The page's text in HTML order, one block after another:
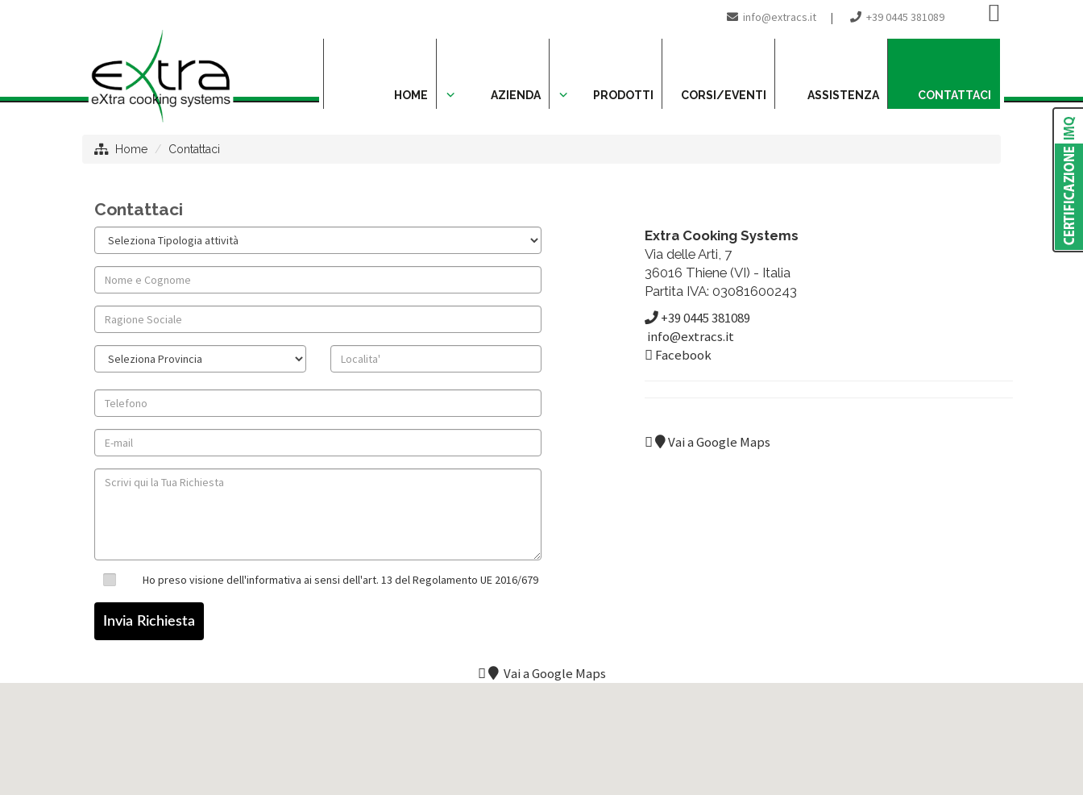
info@extracs.it | +39 0445 381089
HOME AZIENDA PRODOTTI CORSI/EVENTI ASSISTENZA CONTATTACI
Home Contattaci
Contattaci
Ho preso visione dell'informativa ai sensi dell'art. 13 del Regolamento UE 2016/679
Extra Cooking Systems
Via delle Arti, 7
36016 Thiene (VI) - Italia
Partita IVA: 03081600243
+39 0445 381089
info@extracs.it
Facebook
Vai a Google Maps
Vai a Google Maps